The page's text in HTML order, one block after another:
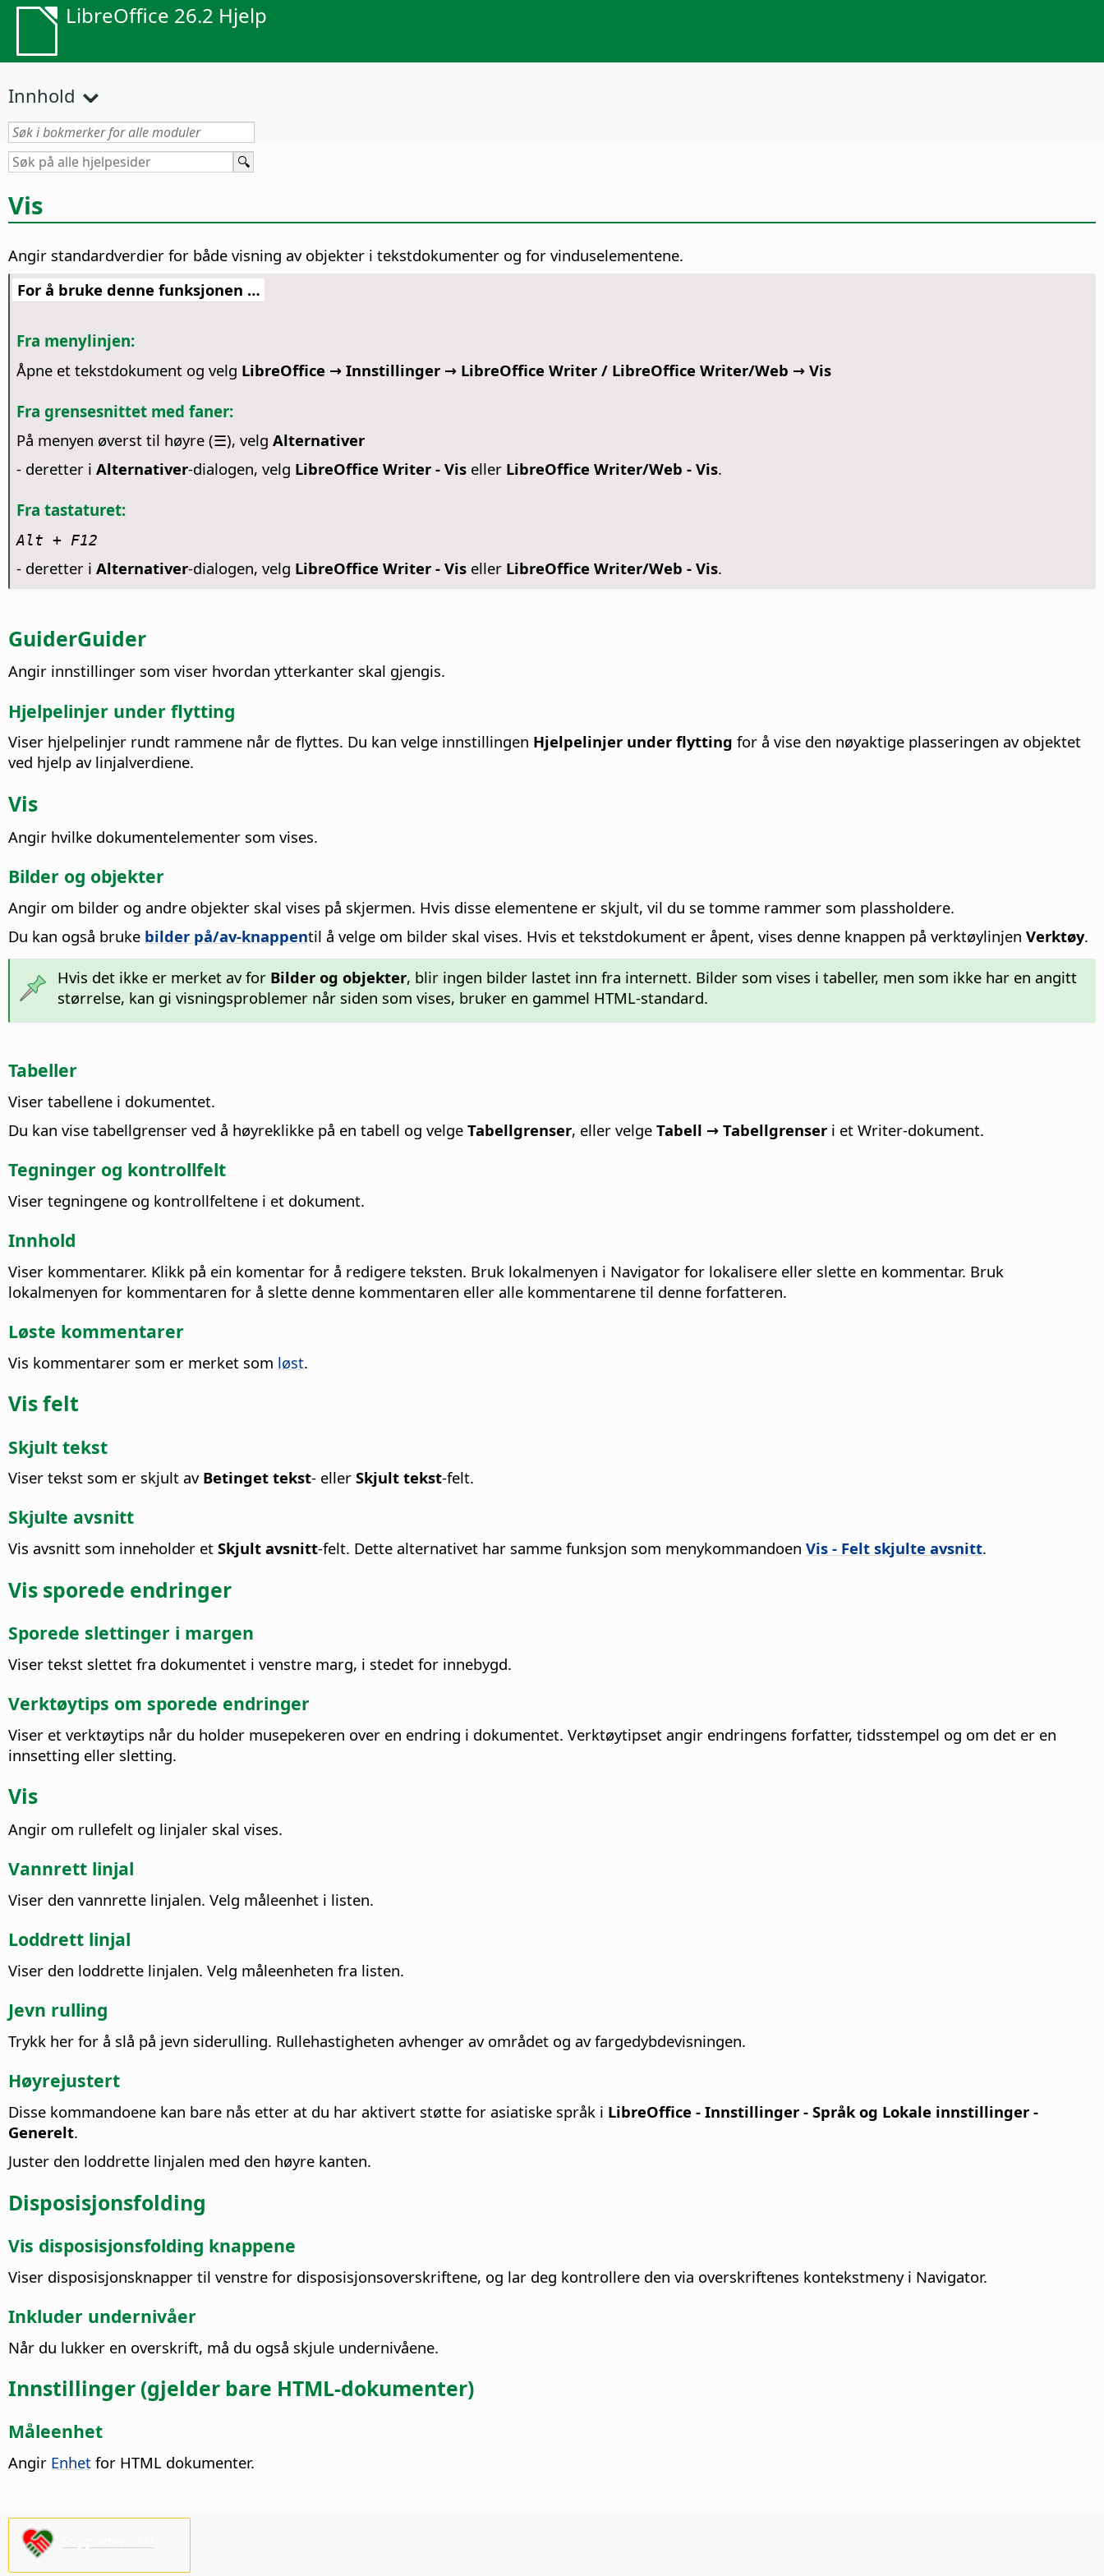
LibreOffice 26.2 Hjelp
Innhold
Vis
Angir standardverdier for både visning av objekter i tekstdokumenter og for vinduselementene.
For å bruke denne funksjonen …
Fra menylinjen:
Åpne et tekstdokument og velg LibreOffice → Innstillinger→ LibreOffice Writer / LibreOffice Writer/Web → Vis
Fra grensesnittet med faner:
På menyen øverst til høyre (☰), velg Alternativer
- deretter i Alternativer-dialogen, velg LibreOffice Writer - Viseller LibreOffice Writer/Web - Vis.
Fra tastaturet:
Alt + F12
- deretter i Alternativer-dialogen, velg LibreOffice Writer - Viseller LibreOffice Writer/Web - Vis.
GuiderGuider
Angir innstillinger som viser hvordan ytterkanter skal gjengis.
Hjelpelinjer under flytting
Viser hjelpelinjer rundt rammene når de flyttes. Du kan velge innstillingen Hjelpelinjer under flytting for å vise den nøyaktige plasseringen av objektet
ved hjelp av linjalverdiene.
Vis
Angir hvilke dokumentelementer som vises.
Bilder og objekter
Angir om bilder og andre objekter skal vises på skjermen. Hvis disse elementene er skjult, vil du se tomme rammer som plassholdere.
Du kan også bruke bilder på/av-knappentil å velge om bilder skal vises. Hvis et tekstdokument er åpent, vises denne knappen på verktøylinjen Verktøy.
Hvis det ikke er merket av for Bilder og objekter, blir ingen bilder lastet inn fra internett. Bilder som vises i tabeller, men som ikke har en angitt
størrelse, kan gi visningsproblemer når siden som vises, bruker en gammel HTML-standard.
Tabeller
Viser tabellene i dokumentet.
Du kan vise tabellgrenser ved å høyreklikke på en tabell og velge Tabellgrenser, eller velge Tabell → Tabellgrenser i et Writer-dokument.
Tegninger og kontrollfelt
Viser tegningene og kontrollfeltene i et dokument.
Innhold
Viser kommentarer. Klikk på ein komentar for å redigere teksten. Bruk lokalmenyen i Navigator for lokalisere eller slette en kommentar. Bruk
lokalmenyen for kommentaren for å slette denne kommentaren eller alle kommentarene til denne forfatteren.
Løste kommentarer
Vis kommentarer som er merket som løst.
Vis felt
Skjult tekst
Viser tekst som er skjult av Betinget tekst- eller Skjult tekst-felt.
Skjulte avsnitt
Vis avsnitt som inneholder et Skjult avsnitt-felt. Dette alternativet har samme funksjon som menykommandoen Vis - Felt skjulte avsnitt.
Vis sporede endringer
Sporede slettinger i margen
Viser tekst slettet fra dokumentet i venstre marg, i stedet for innebygd.
Verktøytips om sporede endringer
Viser et verktøytips når du holder musepekeren over en endring i dokumentet. Verktøytipset angir endringens forfatter, tidsstempel og om det er en
innsetting eller sletting.
Vis
Angir om rullefelt og linjaler skal vises.
Vannrett linjal
Viser den vannrette linjalen. Velg måleenhet i listen.
Loddrett linjal
Viser den loddrette linjalen. Velg måleenheten fra listen.
Jevn rulling
Trykk her for å slå på jevn siderulling. Rullehastigheten avhenger av området og av fargedybdevisningen.
Høyrejustert
Disse kommandoene kan bare nås etter at du har aktivert støtte for asiatiske språk i LibreOffice - Innstillinger - Språk og Lokale innstillinger -
Generelt.
Juster den loddrette linjalen med den høyre kanten.
Disposisjonsfolding
Vis disposisjonsfolding knappene
Viser disposisjonsknapper til venstre for disposisjonsoverskriftene, og lar deg kontrollere den via overskriftenes kontekstmeny i Navigator.
Inkluder undernivåer
Når du lukker en overskrift, må du også skjule undernivåene.
Innstillinger (gjelder bare HTML-dokumenter)
Måleenhet
Angir Enhet for HTML dokumenter.